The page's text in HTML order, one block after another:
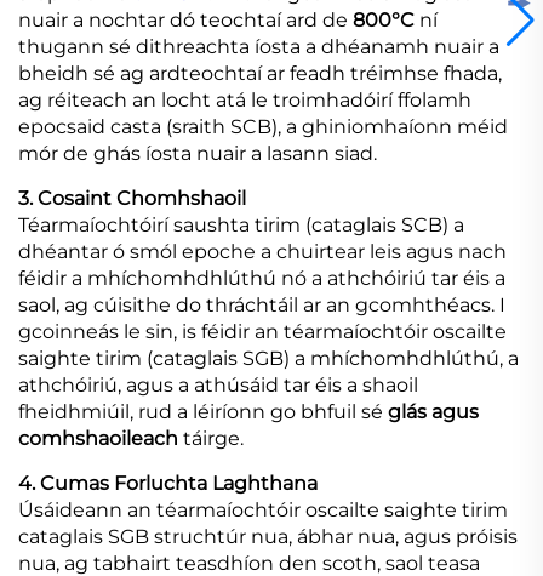
nuair a nochtar dó teochtaí ard de 800°C ní
thugann sé dithreachta íosta a dhéanamh nuair a
bheidh sé ag ardteochtaí ar feadh tréimhse fhada,
ag réiteach an locht atá le troimhadóirí ffolamh
epocsaid casta (sraith SCB), a ghiniomhaíonn méid
mór de ghás íosta nuair a lasann siad.
3. Cosaint Chomhshaoil
Téarmaíochtóirí saushta tirim (cataglais SCB) a
dhéantar ó smól epoche a chuirtear leis agus nach
féidir a mhíchomhdhlúthú nó a athchóiriú tar éis a
saol, ag cúisithe do thráchtáil ar an gcomhthéacs. I
gcoinneás le sin, is féidir an téarmaíochtóir oscailte
saighte tirim (cataglais SGB) a mhíchomhdhlúthú, a
athchóiriú, agus a athúsáid tar éis a shaoil
fheidhmiúil, rud a léiríonn go bhfuil sé glás agus
comhshaoileach táirge.
4. Cumas Forluchta Laghthana
Úsáideann an téarmaíochtóir oscailte saighte tirim
cataglais SGB struchtúr nua, ábhar nua, agus próisis
nua, ag tabhairt teasdhíon den scoth, saol teasa